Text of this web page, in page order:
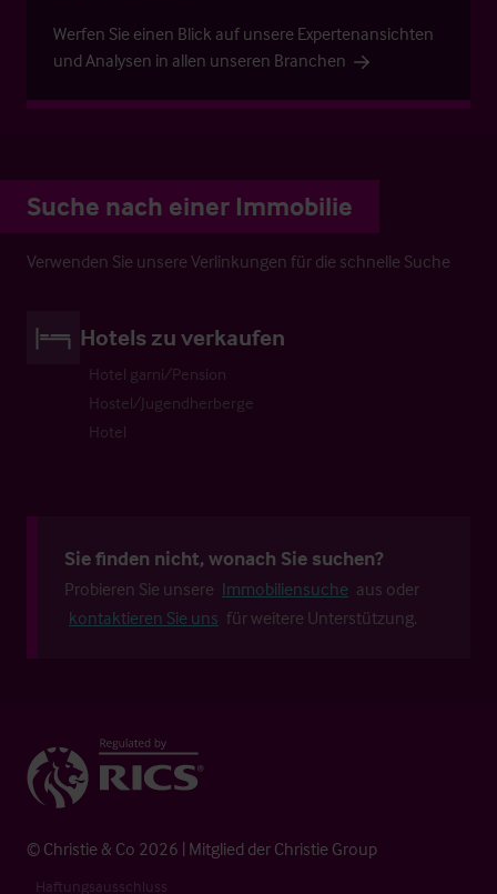
Werfen Sie einen Blick auf unsere Expertenansichten
und Analysen in allen unseren Branchen
Suche nach einer Immobilie
Verwenden Sie unsere Verlinkungen für die schnelle Suche
Hotels zu verkaufen
Hotel garni/Pension
Hostel/Jugendherberge
Hotel
Sie finden nicht, wonach Sie suchen?
Probieren Sie unsere Immobiliensuche aus oder
kontaktieren Sie uns für weitere Unterstützung.
© Christie & Co 2026 | Mitglied der Christie Group
Haftungsausschluss